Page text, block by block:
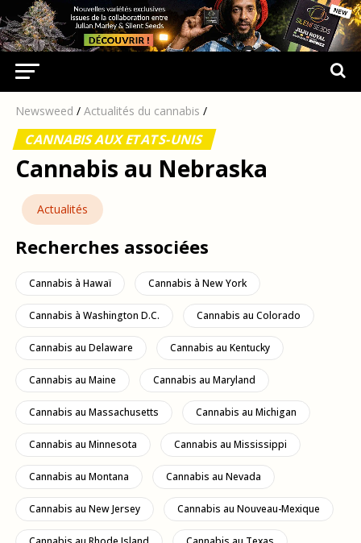
Newsweed / Actualités du cannabis /
CANNABIS AUX ETATS-UNIS
Cannabis au Nebraska
Actualités
Recherches associées
Cannabis à Hawaï Cannabis à New York
Cannabis à Washington D.C. Cannabis au Colorado
Cannabis au Delaware Cannabis au Kentucky
Cannabis au Maine Cannabis au Maryland
Cannabis au Massachusetts Cannabis au Michigan
Cannabis au Minnesota Cannabis au Mississippi
Cannabis au Montana Cannabis au Nevada
Cannabis au New Jersey Cannabis au Nouveau-Mexique